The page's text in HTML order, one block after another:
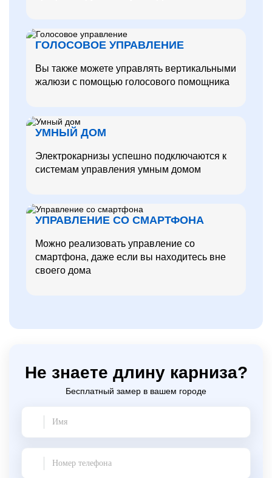
ГОЛОСОВОЕ УПРАВЛЕНИЕ
Вы также можете управлять вертикальными
жалюзи с помощью голосового помощника
УМНЫЙ ДОМ
Электрокарнизы успешно подключаются к
системам управления умным домом
УПРАВЛЕНИЕ СО СМАРТФОНА
Можно реализовать управление со
смартфона, даже если вы находитесь вне
своего дома
Не знаете длину карниза?
Бесплатный замер в вашем городе